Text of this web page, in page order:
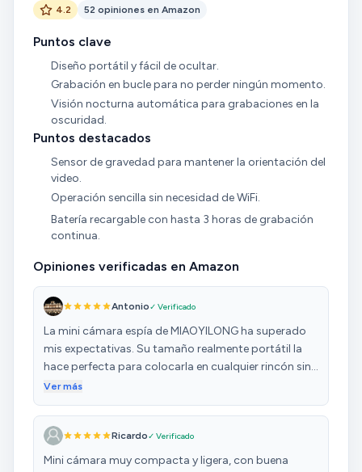
4.2 52 opiniones en Amazon
Puntos clave
Diseño portátil y fácil de ocultar.
Grabación en bucle para no perder ningún momento.
Visión nocturna automática para grabaciones en la
oscuridad.
Puntos destacados
Sensor de gravedad para mantener la orientación del
video.
Operación sencilla sin necesidad de WiFi.
Batería recargable con hasta 3 horas de grabación
continua.
Opiniones verificadas en Amazon
Antonio✓ Verificado
La mini cámara espía de MIAOYILONG ha superado
mis expectativas. Su tamaño realmente portátil la
hace perfecta para colocarla en cualquier rincón sin
llamar la atención, y aun así ofrece una calidad de
que es. La detección de movimiento funciona de
forma precisa: solo graba cuando detecta actividad,
lo cual ahorra memoria y facilita revisar los
Ver más
Ricardo✓ Verificado
Mini cámara muy compacta y ligera, con buena